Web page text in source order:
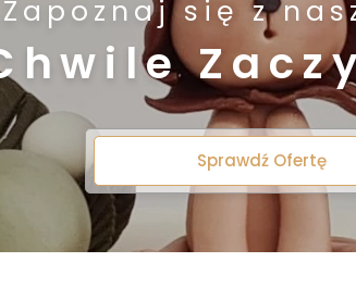
Zapoznaj się z
Sprawdź Ofertę